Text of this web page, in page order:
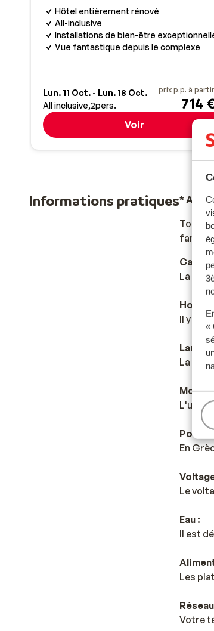
«
Hôtel entièrement rénové
All-inclusive
Installations de bien-être
Vue fantastique depuis le complexe
Lun. 11 Oct. - Lun. 18 Oct.
All inclusive 2pers.
prix p.p. à
714
Voir
Informations pratiques*
Tous
La
Horaire :
Il y a
Langue
La
L'unité
En
Le
Eau :
Il est
Les
Votre